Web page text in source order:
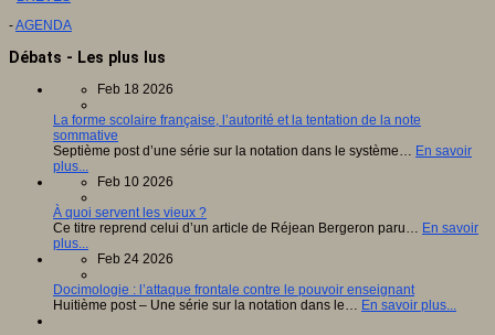
-AGENDA
Débats - Les plus lus
Feb 18 2026
La forme scolaire française, l’autorité et la tentation de la note
sommative
Septième post d’une série sur la notation dans le système… En savoir
plus...
Feb 10 2026
À quoi servent les vieux ?
Ce titre reprend celui d’un article de Réjean Bergeron paru… En savoir
plus...
Feb 24 2026
Docimologie : l’attaque frontale contre le pouvoir enseignant
Huitième post – Une série sur la notation dans le… En savoir plus...